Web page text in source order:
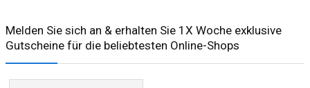
Melden Sie sich an & erhalten Sie 1X Woche exklusive
Gutscheine für die beliebtesten Online-Shops​